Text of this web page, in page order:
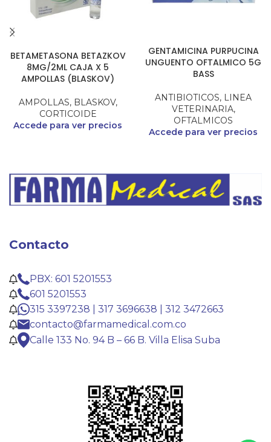
BETAMETASONA BETAZKOV
8MG/2ML CAJA X 5
AMPOLLAS (BLASKOV)
AMPOLLAS, BLASKOV,
CORTICOIDE
Accede para ver precios
GENTAMICINA PURPUCINA
UNGUENTO OFTALMICO 5G
BASS
ANTIBIOTICOS, LINEA
VETERINARIA,
OFTALMICOS
Accede para ver precios
Contacto
PBX: 601 5201553
601 5201553
315 3397238 | 317 3696638 | 312 3472663
contacto@farmamedical.com.co
Calle 133 No. 94 B – 66 B. Villa Elisa Suba